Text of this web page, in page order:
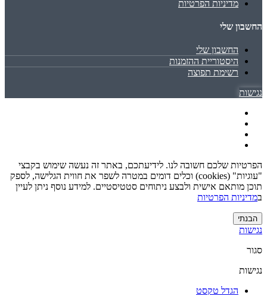
מדיניות הפרטיות
החשבון שלי
החשבון שלי
היסטוריית ההזמנות
רשימת תפוצה
נגישות
הפרטיות שלכם חשובה לנו. לידיעתכם, באתר זה נעשה שימוש בקבצי
"עוגיות" (cookies) וכלים דומים במטרה לשפר את חווית הגלישה, לספק
תוכן מותאם אישית ולבצע ניתוחים סטטיסטיים. למידע נוסף ניתן לעיין
במדיניות הפרטיות
הבנתי
נגישות
סגור
נגישות
הגדל טקסט